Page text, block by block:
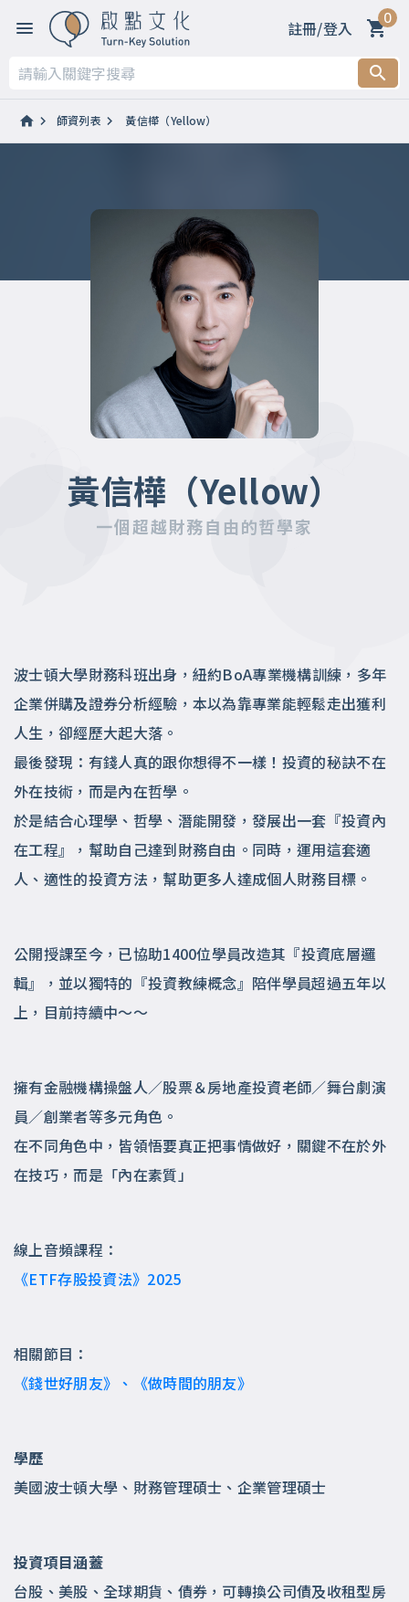
註冊/登入 0
師資列表 黃信樺（Yellow）
黃信樺（Yellow）
一個超越財務自由的哲學家
波士頓大學財務科班出身，紐約BoA專業機構訓練，多年
企業併購及證券分析經驗，本以為靠專業能輕鬆走出獲利
人生，卻經歷大起大落。
最後發現：有錢人真的跟你想得不一樣！投資的秘訣不在
外在技術，而是內在哲學。
於是結合心理學、哲學、潛能開發，發展出一套『投資內
在工程』，幫助自己達到財務自由。同時，運用這套適
人、適性的投資方法，幫助更多人達成個人財務目標。
公開授課至今，已協助1400位學員改造其『投資底層邏
輯』，並以獨特的『投資教練概念』陪伴學員超過五年以
上，目前持續中～～
擁有金融機構操盤人／股票＆房地產投資老師／舞台劇演
員／創業者等多元角色。
在不同角色中，皆領悟要真正把事情做好，關鍵不在於外
在技巧，而是「內在素質」
線上音頻課程：
《ETF存股投資法》2025
相關節目：
《錢世好朋友》、《做時間的朋友》
學歷
美國波士頓大學、財務管理碩士、企業管理碩士
投資項目涵蓋
台股、美股、全球期貨、債券，可轉換公司債及收租型房